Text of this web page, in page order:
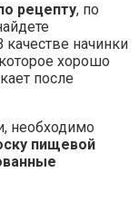
рецепту, по
начинки
хорошо
после
необходимо
пищевой